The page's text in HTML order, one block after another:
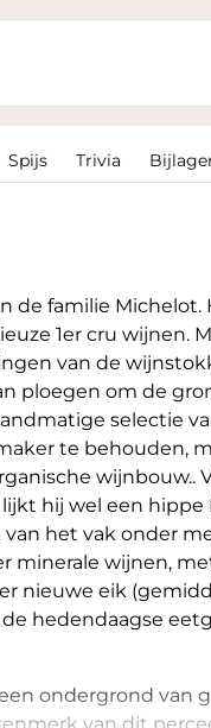
Spijs Trivia
de familie Michelot.
1er cru wijnen.
van de
ploegen om de
selectie
te behouden,
wijnbouw..
hij wel een hippe
het vak onder
minerale wijnen,
nieuwe eik
hedendaagse
ondergrond van
van dit